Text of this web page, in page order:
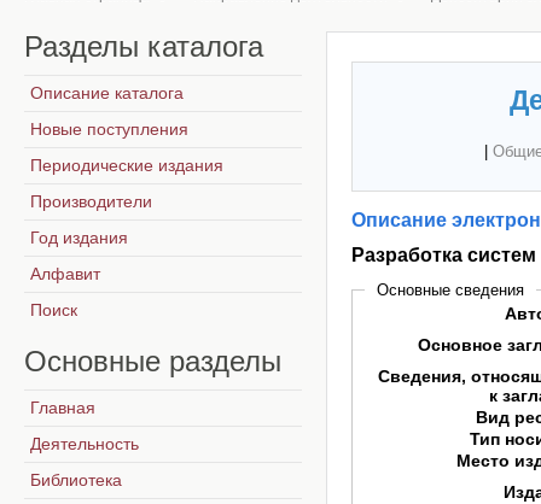
Описание
Разработка
Основные сведения
Основное
Сведения,
к
Вид
Тип
Место
Разделы каталога
Описание каталога
Новые поступления
Периодические издания
Производители
Год издания
Алфавит
Поиск
Основные разделы
Главная
Деятельность
Библиотека